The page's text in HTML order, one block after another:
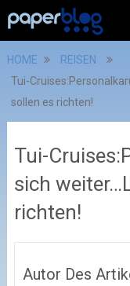
HOME
REISEN
Tui-
sollen es richten!
Tui-
sich
richten!
Autor Des